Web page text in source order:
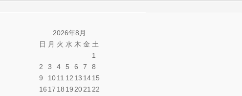
2026年8月
日 月 火 水 木 金 土
1
2
3 4 5 6 7
8
9
1011 12 13 1415
16 17 18 19 2021 22